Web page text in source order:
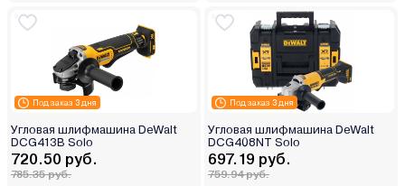
Под заказ 3 дня
Угловая шлифмашина DeWalt
DCG413B Solo
720.50 руб.
785.35 руб.
Под заказ 3 дня
Угловая шлифмашина DeWalt
DCG408NT Solo
697.19 руб.
759.94 руб.